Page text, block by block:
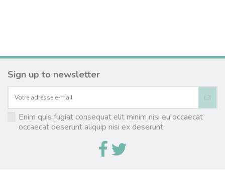
Sign up to newsletter
Enim quis fugiat consequat elit minim nisi eu occaecat
occaecat deserunt aliquip nisi ex deserunt.